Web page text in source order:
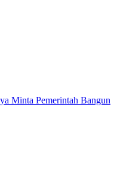
Minta Pemerintah Bangun